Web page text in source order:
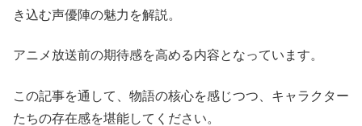
き込む声優陣の魅力を解説。
アニメ放送前の期待感を高める内容となっています。
この記事を通して、物語の核心を感じつつ、キャラクター
たちの存在感を堪能してください。